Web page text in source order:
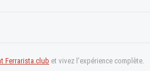
Ferrarista.club et vivez l’expérience complète.